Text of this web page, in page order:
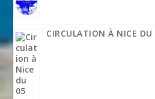
CIRCULATION À NICE